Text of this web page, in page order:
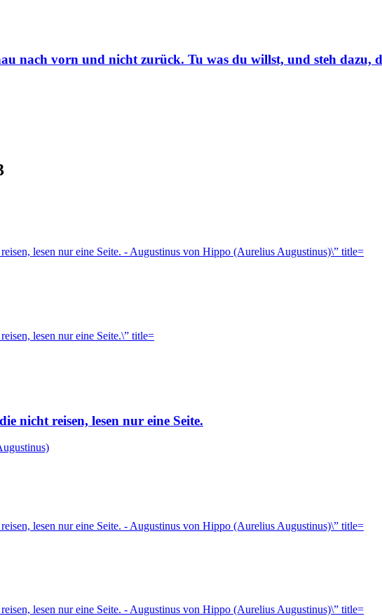
nach vorn und nicht zurück. Tu was du willst, und steh dazu,
nicht reisen, lesen nur eine Seite.